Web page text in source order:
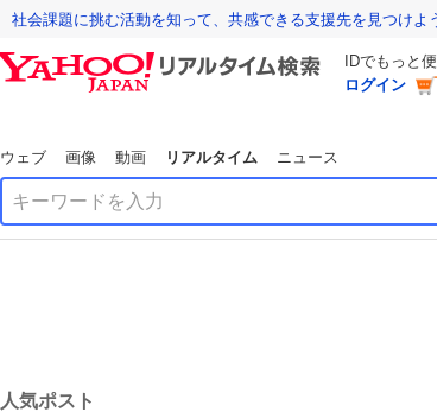
社会課題に挑む活動を知って、共感できる支援先を見つけよ
IDでもっと
ログイン
ウェブ 画像 動画 リアルタイム ニュース
人気ポスト